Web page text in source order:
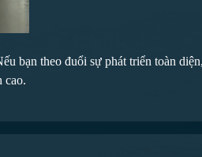
bạn theo đuổi sự phát triển toàn
cao.